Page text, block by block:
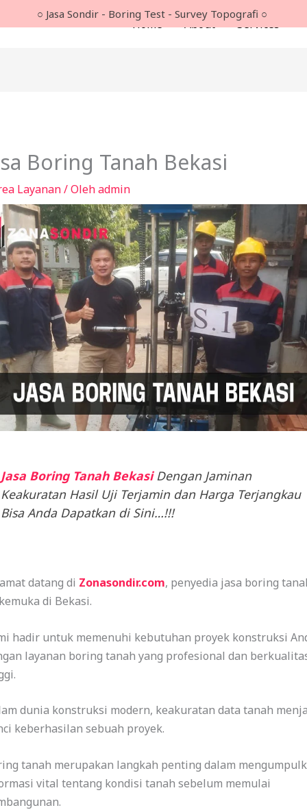
○ Jasa Sondir - Boring Test - Survey Topografi ○
Home About Services
Boring Tanah Bekasi
Layanan/ Olehadmin
Jasa Boring Tanah BekasiDengan Jaminan
Keakuratan Hasil Uji Terjamin dan Harga Terjangkau
Bisa Anda Dapatkan di Sini…!!!
datang di Zonasondir.com, penyedia jasa boring
di Bekasi.
hadir untuk memenuhi kebutuhan proyek konstruksi
layanan boring tanah yang profesional dan
dunia konstruksi modern, keakuratan data tanah
keberhasilan sebuah proyek.
tanah merupakan langkah penting dalam
vital tentang kondisi tanah sebelum memulai